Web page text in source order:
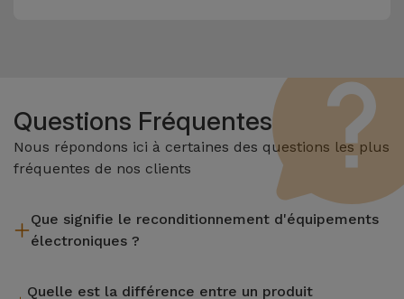
Questions Fréquentes
Nous répondons ici à certaines des questions les plus
fréquentes de nos clients
Que signifie le reconditionnement d'équipements
électroniques ?
l'inspection, le nettoyage, sans oublier la réparation de tout
Quelle est la différence entre un produit